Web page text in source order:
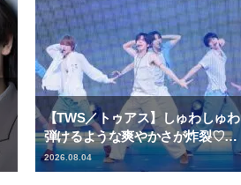
【TWS／トゥアス】しゅわしゅわ
弾けるような爽やかさが炸裂♡…
2026.08.04